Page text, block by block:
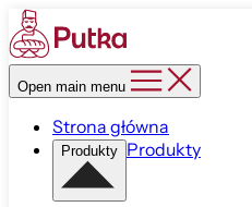
Open main menu
Strona główna
Produkty Produkty